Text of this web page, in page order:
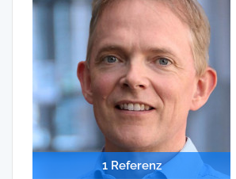
1 Referenz